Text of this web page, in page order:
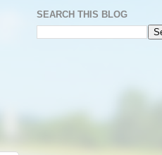
SEARCH THIS BLOG